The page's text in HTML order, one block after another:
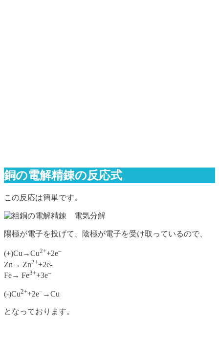
銅の電解精錬の反応式
この反応は簡単です。
陽極が電子を投げて、陰極が電子を受け取っているので、
(+)Cu→Cu2++2e–
Zn→ Zn2++2e-
Fe→ Fe3++3e–
(-)Cu2++2e– →Cu
となっております。